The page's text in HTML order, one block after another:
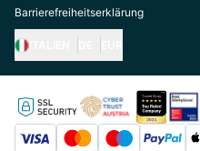
Barrierefreiheitserklärung
https://biogena.com/de-at
https://biogena.com/de-de
https://biogena.com/de-ch
https://biogena.com/it-it